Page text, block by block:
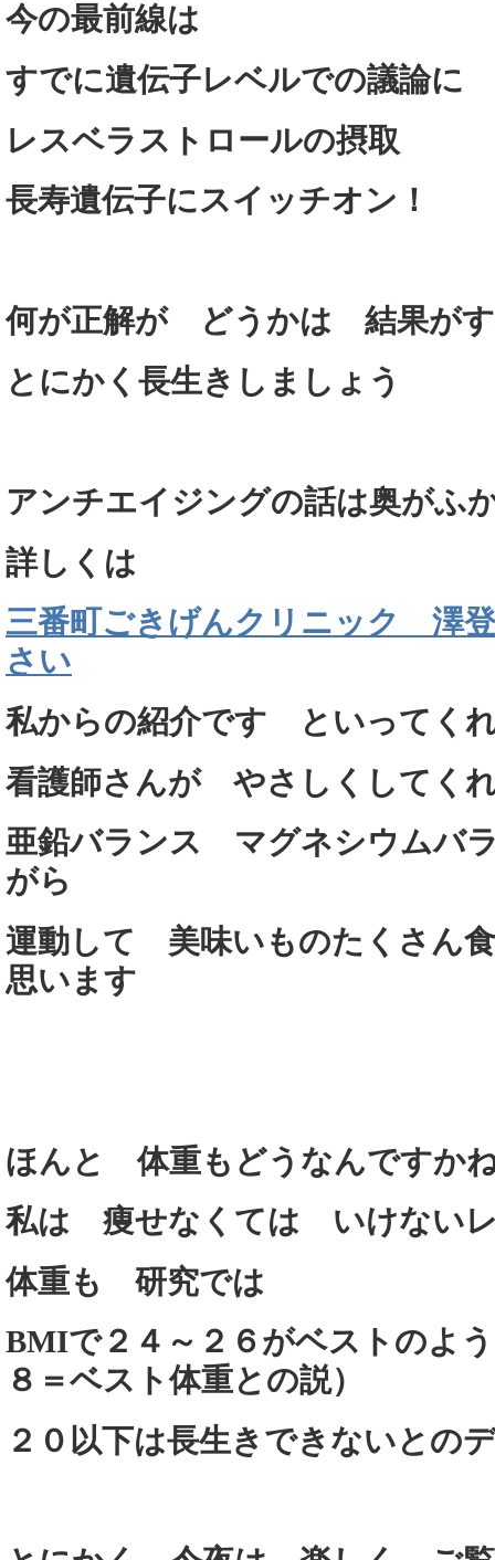
今の最前線は
すでに遺伝子レベルでの議論に
レスベラストロールの摂取
長寿遺伝子にスイッチオン！
何が正解が どうかは 結果が
とにかく長生きしましょう
アンチエイジングの話は奥がふ
詳しくは
三番町ごきげんクリニック 澤
さい
私からの紹介です といってく
看護師さんが やさしくしてく
亜鉛バランス マグネシウムバ
がら
運動して 美味いものたくさん
思います
ほんと 体重もどうなんですか
私は 痩せなくては いけない
体重も 研究では
BMIで２４～２６がベストのよ
８＝ベスト体重との説）
２０以下は長生きできないとの